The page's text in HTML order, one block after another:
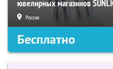
ювелирных магазинов
Россия
Бесплатно